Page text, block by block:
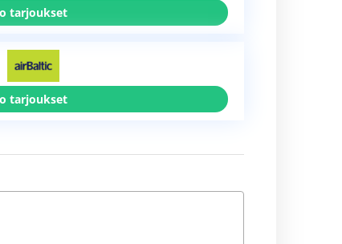
tarjoukset
tarjoukset